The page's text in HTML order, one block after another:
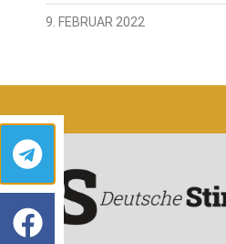
9. FEBRUAR 2022